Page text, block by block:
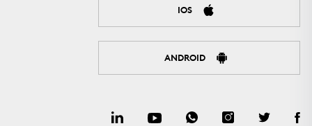
IOS
ANDROID